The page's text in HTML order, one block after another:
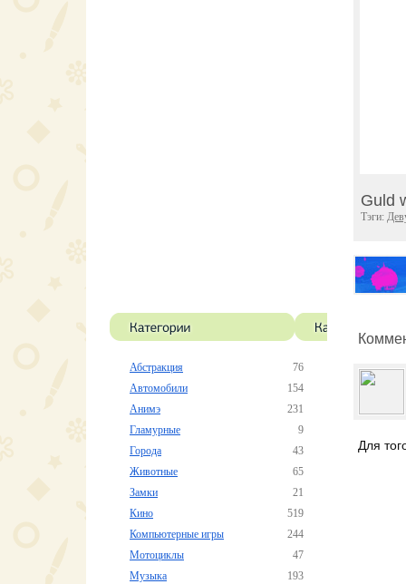
Абстракция
76
Автомобили
154
Анимэ
231
Гламурные
9
Города
43
Животные
65
Замки
21
Кино
519
Компьютерные игры
244
Мотоциклы
47
Музыка
193
Guld
Тэги:
Для